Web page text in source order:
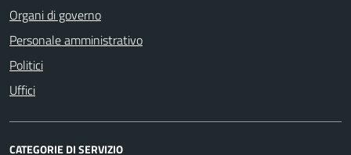
Organi di governo
Personale amministrativo
Politici
Uffici
CATEGORIE DI SERVIZIO